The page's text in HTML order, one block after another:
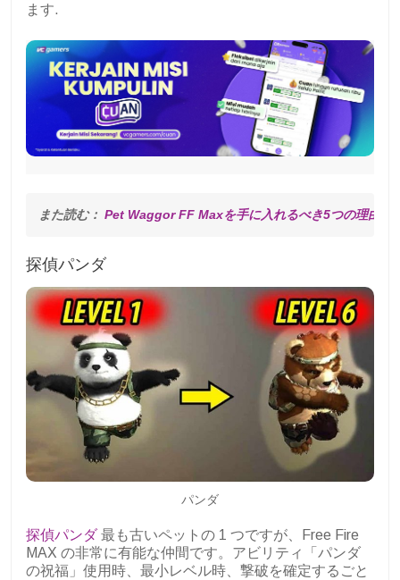
ます.
また読む： Pet Waggor FF Maxを手に入れるべき5つの理由、
探偵パンダ
パンダ
探偵パンダ最も古いペットの 1 つですが、Free Fire
MAX の非常に有能な仲間です。アビリティ「パンダ
の祝福」使用時、最小レベル時、撃破を確定するごと